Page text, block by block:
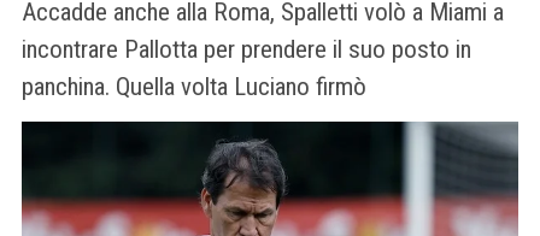
Accadde anche alla Roma, Spalletti volò a Miami a
incontrare Pallotta per prendere il suo posto in
panchina. Quella volta Luciano firmò